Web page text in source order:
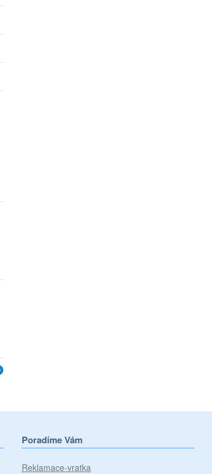
Poradíme Vám
Reklamace-vratka